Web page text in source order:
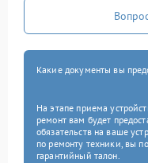
Какие документы вы
На этапе приема
ремонт вам будет
обязательств на ваше
по ремонту техники, вы
гарантийный талон.